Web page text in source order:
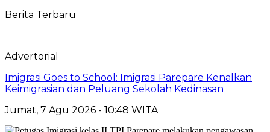
Berita Terbaru
Advertorial
Imigrasi Goes to School: Imigrasi Parepare Kenalkan
Keimigrasian dan Peluang Sekolah Kedinasan
Jumat, 7 Agu 2026 - 10:48 WITA